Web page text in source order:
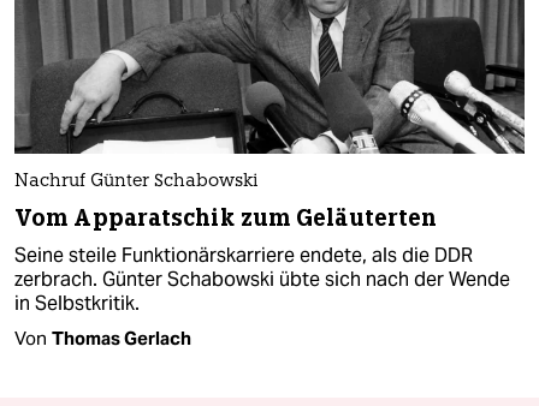
Nachruf Günter Schabowski
Vom Apparatschik zum Geläuterten
Seine steile Funktionärskarriere endete, als die DDR
zerbrach. Günter Schabowski übte sich nach der Wende
in Selbstkritik.
Von Thomas Gerlach